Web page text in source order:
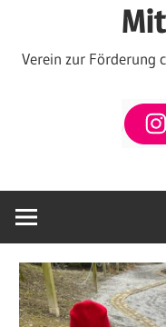
Verein zur Förderung